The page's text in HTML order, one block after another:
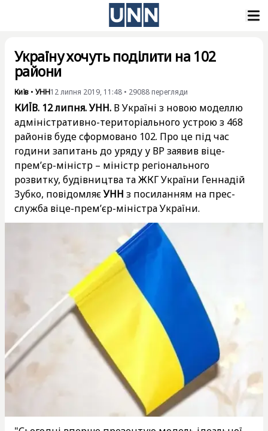
Україну хочуть поділити на 102
райони
Київ • УНН12 липня 2019, 11:48 • 29088 перегляди
КИЇВ. 12 липня. УНН. В Україні з новою моделлю
адміністративно-територіального устрою з 468
районів буде сформовано 102. Про це під час
години запитань до уряду у ВР заявив віце-
прем’єр-міністр – міністр регіонального
розвитку, будівництва та ЖКГ України Геннадій
Зубко, повідомляєУНН з посиланням на прес-
служба віце-прем’єр-міністра України.